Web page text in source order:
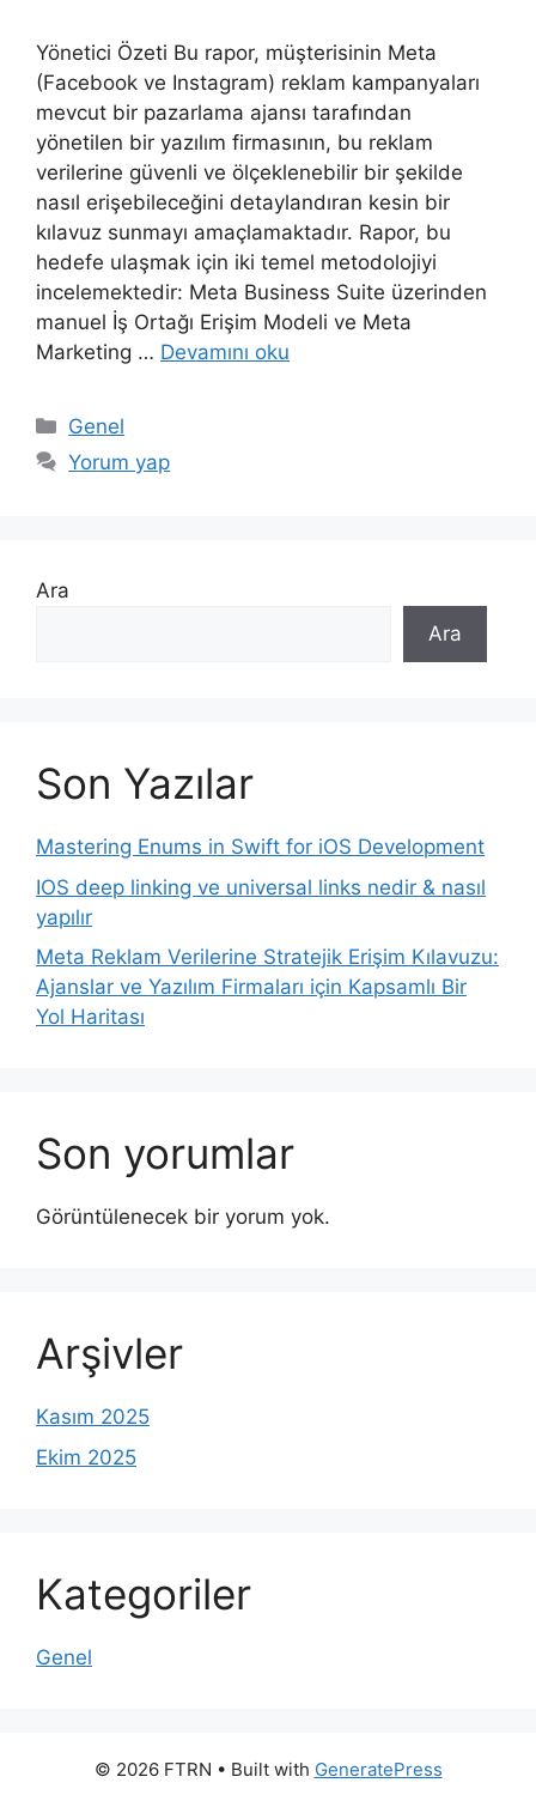
Yönetici Özeti Bu rapor, müşterisinin Meta
(Facebook ve Instagram) reklam kampanyaları
mevcut bir pazarlama ajansı tarafından
yönetilen bir yazılım firmasının, bu reklam
verilerine güvenli ve ölçeklenebilir bir şekilde
nasıl erişebileceğini detaylandıran kesin bir
kılavuz sunmayı amaçlamaktadır. Rapor, bu
hedefe ulaşmak için iki temel metodolojiyi
incelemektedir: Meta Business Suite üzerinden
manuel İş Ortağı Erişim Modeli ve Meta
Marketing … Devamını oku
Kategoriler
Genel
Yorum yap
Ara
Ara
Son Yazılar
Mastering Enums in Swift for iOS Development
IOS deep linking ve universal links nedir & nasıl
yapılır
Meta Reklam Verilerine Stratejik Erişim Kılavuzu:
Ajanslar ve Yazılım Firmaları için Kapsamlı Bir
Yol Haritası
Son yorumlar
Görüntülenecek bir yorum yok.
Arşivler
Kasım 2025
Ekim 2025
Kategoriler
Genel
© 2026 FTRN • Built with GeneratePress